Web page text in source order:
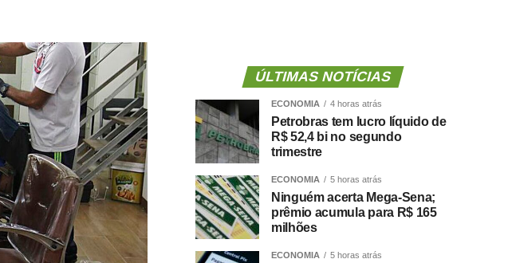
ÚLTIMAS NOTÍCIAS
ECONOMIA 4 horas atrás
Petrobras tem lucro líquido de
R$ 52,4 bi no segundo
trimestre
ECONOMIA 5 horas atrás
Ninguém acerta Mega-Sena;
prêmio acumula para R$ 165
milhões
ECONOMIA 5 horas atrás